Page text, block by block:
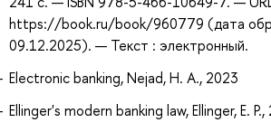
https://book.ru/book/960779 (дата
09.12.2025). — Текст : электронный.
Electronic banking, Nejad, H. A., 2023
Ellinger's modern banking law, Ellinger, E.